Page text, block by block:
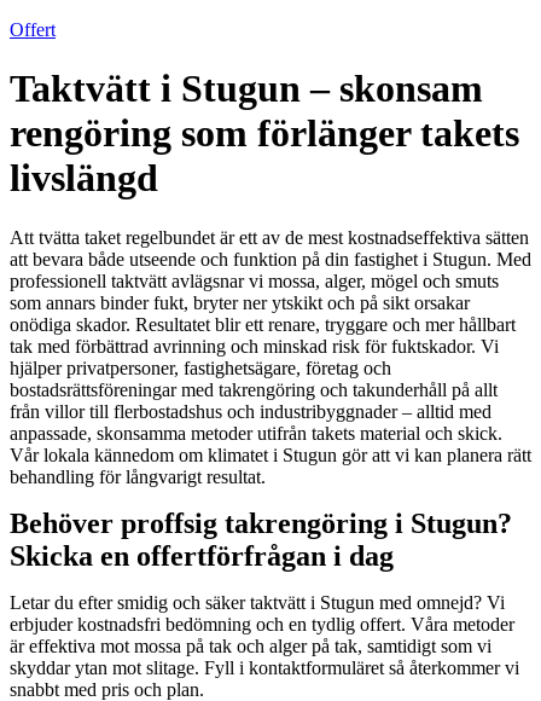
Offert
Taktvätt i Stugun – skonsam
rengöring som förlänger takets
livslängd
Att tvätta taket regelbundet är ett av de mest kostnadseffektiva sätten
att bevara både utseende och funktion på din fastighet i Stugun. Med
professionell taktvätt avlägsnar vi mossa, alger, mögel och smuts
som annars binder fukt, bryter ner ytskikt och på sikt orsakar
onödiga skador. Resultatet blir ett renare, tryggare och mer hållbart
tak med förbättrad avrinning och minskad risk för fuktskador. Vi
hjälper privatpersoner, fastighetsägare, företag och
bostadsrättsföreningar med takrengöring och takunderhåll på allt
från villor till flerbostadshus och industribyggnader – alltid med
anpassade, skonsamma metoder utifrån takets material och skick.
Vår lokala kännedom om klimatet i Stugun gör att vi kan planera rätt
behandling för långvarigt resultat.
Behöver proffsig takrengöring i Stugun?
Skicka en offertförfrågan i dag
Letar du efter smidig och säker taktvätt i Stugun med omnejd? Vi
erbjuder kostnadsfri bedömning och en tydlig offert. Våra metoder
är effektiva mot mossa på tak och alger på tak, samtidigt som vi
skyddar ytan mot slitage. Fyll i kontaktformuläret så återkommer vi
snabbt med pris och plan.